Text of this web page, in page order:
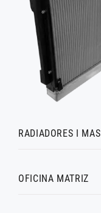
RADIADORES I MAS
OFICINA MATRIZ